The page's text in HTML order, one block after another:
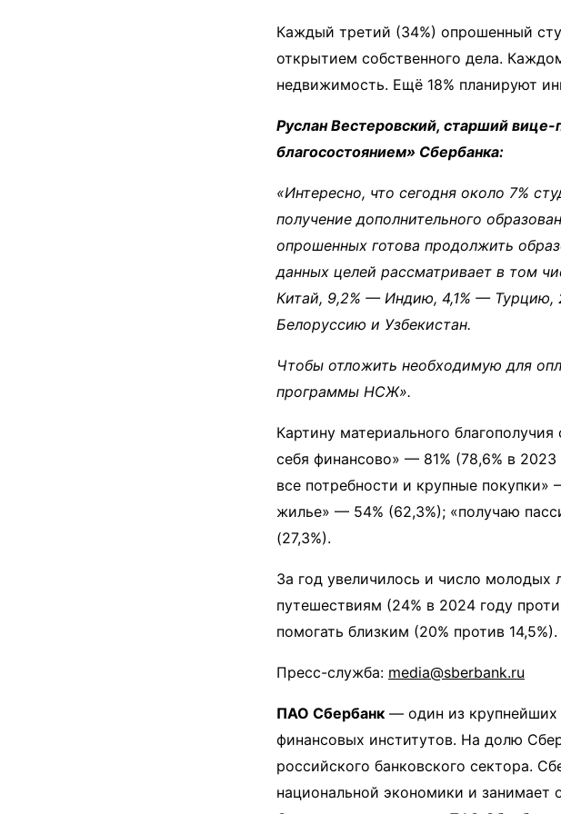
Каждый третий (34%) опрошенный
открытием собственного дела.
недвижимость. Ещё 18% планируют
Руслан Вестеровский, старший
благосостоянием» Сбербанка:
«Интересно, что сегодня около 7%
получение дополнительного
опрошенных готова продолжить
данных целей рассматривает в том
Китай, 9,2% — Индию, 4,1% —
Белоруссию и Узбекистан.
Чтобы отложить необходимую для
программы НСЖ».
Картину материального
себя финансово» — 81% (78,6% в
все потребности и крупные
жилье» — 54% (62,3%); «получаю
(27,3%).
За год увеличилось и число
путешествиям (24% в 2024 году
помогать близким (20% против 14,5%).
Пресс-служба: media@sberbank.ru
ПАО Сбербанк — один из крупнейших
финансовых институтов. На долю
российского банковского сектора.
национальной экономики и занимает